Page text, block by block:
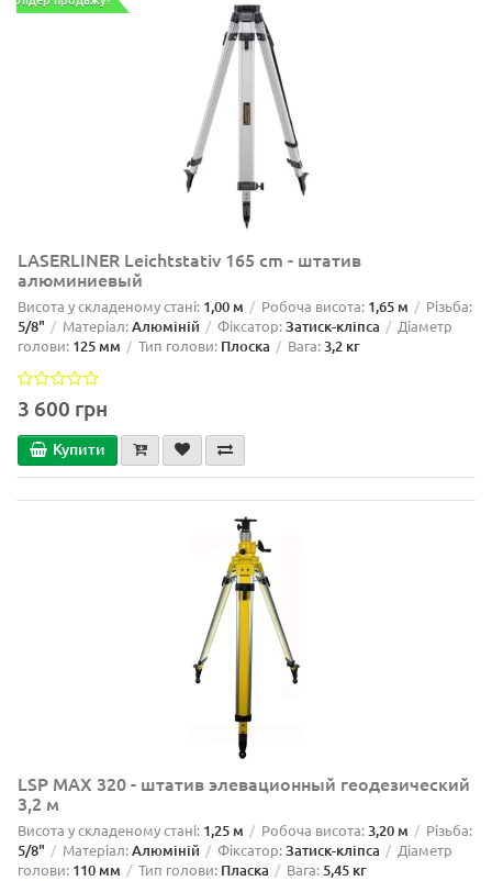
LASERLINER Leichtstativ 165 cm - штатив
алюминиевый
Висота у складеному стані: 1,00 м Робоча висота: 1,65 м Різьба:
5/8" Матеріал:Алюміній Фіксатор:Затиск-кліпса
Діаметр
голови: 125 мм Тип голови: Плоска Вага: 3,2 кг
3 600 грн
Купити
LSP MAX 320 - штатив элевационный геодезический
3,2 м
Висота у складеному стані: 1,25 м Робоча висота:3,20 м Різьба:
5/8" Матеріал:Алюміній Фіксатор:Затиск-кліпса
Діаметр
голови: 110 мм Тип голови: Пласка Вага: 5,45 кг